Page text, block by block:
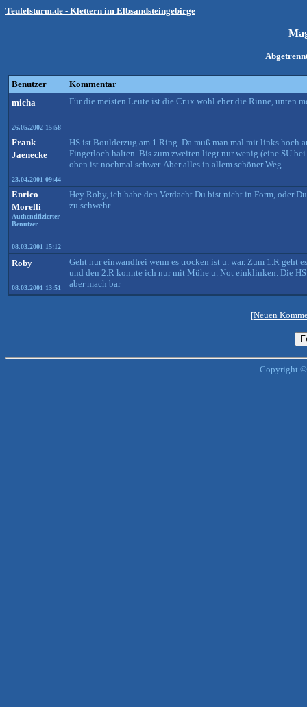
Teufelsturm.de - Klettern im Elbsandsteingebirge
Benutzer
Kommentar
micha
26.05.2002 15:58
Für die meisten Leute ist die Crux wohl eher die Rinne, unten
Frank
Jaenecke
23.04.2001 09:44
HS ist Boulderzug am 1.Ring. Da muß man mal mit links hoch
Fingerloch halten. Bis zum zweiten liegt nur wenig (eine SU
oben ist nochmal schwer. Aber alles in allem schöner Weg.
Enrico
Morelli
Authentifizierter
Benutzer
08.03.2001 15:12
Hey Roby, ich habe den Verdacht Du bist nicht in Form, oder
zu schwehr....
Roby
08.03.2001 13:51
Geht nur einwandfrei wenn es trocken ist u. war. Zum 1.R geht
und den 2.R konnte ich nur mit Mühe u. Not einklinken. Die
aber mach bar
[Neuen
Copyright ©